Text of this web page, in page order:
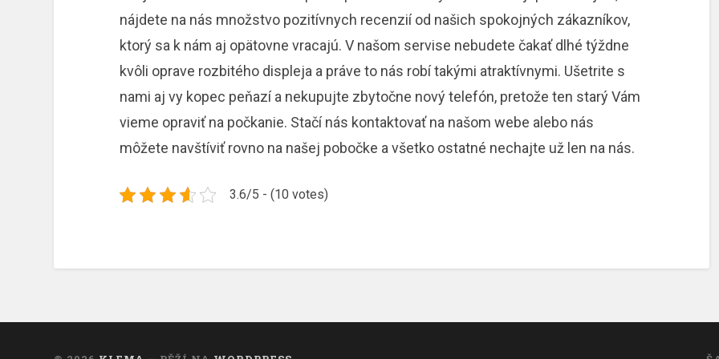
nájdete na nás množstvo pozitívnych recenzií od našich spokojných zákazníkov,
ktorý sa k nám aj opätovne vracajú. V našom servise nebudete čakať dlhé týždne
kvôli oprave rozbitého displeja a práve to nás robí takými atraktívnymi. Ušetrite s
nami aj vy kopec peňazí a nekupujte zbytočne nový telefón, pretože ten starý Vám
vieme opraviť na počkanie. Stačí nás kontaktovať na našom webe alebo nás
môžete navštíviť rovno na našej pobočke a všetko ostatné nechajte už len na nás.
3.6/5 - (10 votes)